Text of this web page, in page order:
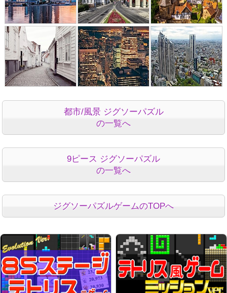
都市/風景 ジグソーパズル
の一覧へ
9ピース ジグソーパズル
の一覧へ
ジグソーパズルゲームのTOPへ